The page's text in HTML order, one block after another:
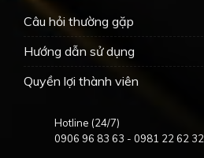
Câu hỏi thường gặp
Hướng dẫn sử dụng
Quyền lợi thành viên
Hotline (24/7)
0906 96 83 63 - 0981 22 62 32